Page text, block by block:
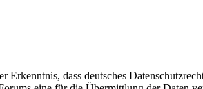
dass deutsches